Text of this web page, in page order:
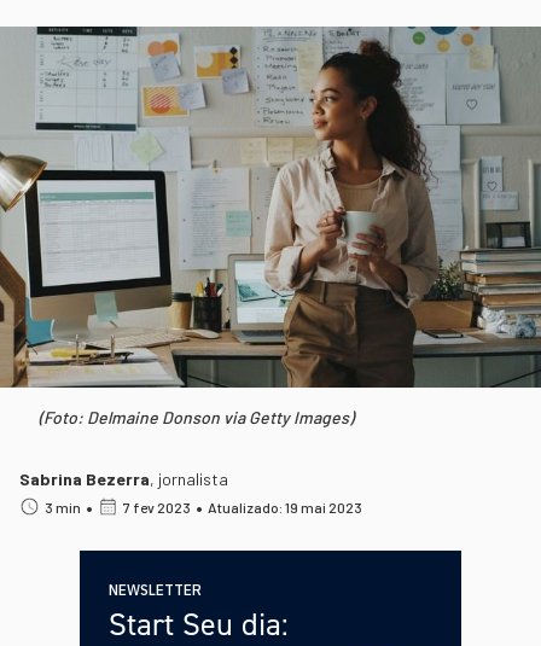
(Foto: Delmaine Donson via Getty Images)
Sabrina Bezerra, jornalista
3 min • 7 fev 2023 • Atualizado: 19 mai 2023
NEWSLETTER
Start Seu dia: